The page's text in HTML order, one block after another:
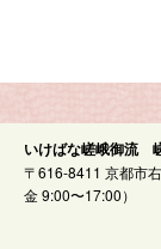
いけばな嵯峨御流
〒616-8411 京都市
金 9:00〜17:00）